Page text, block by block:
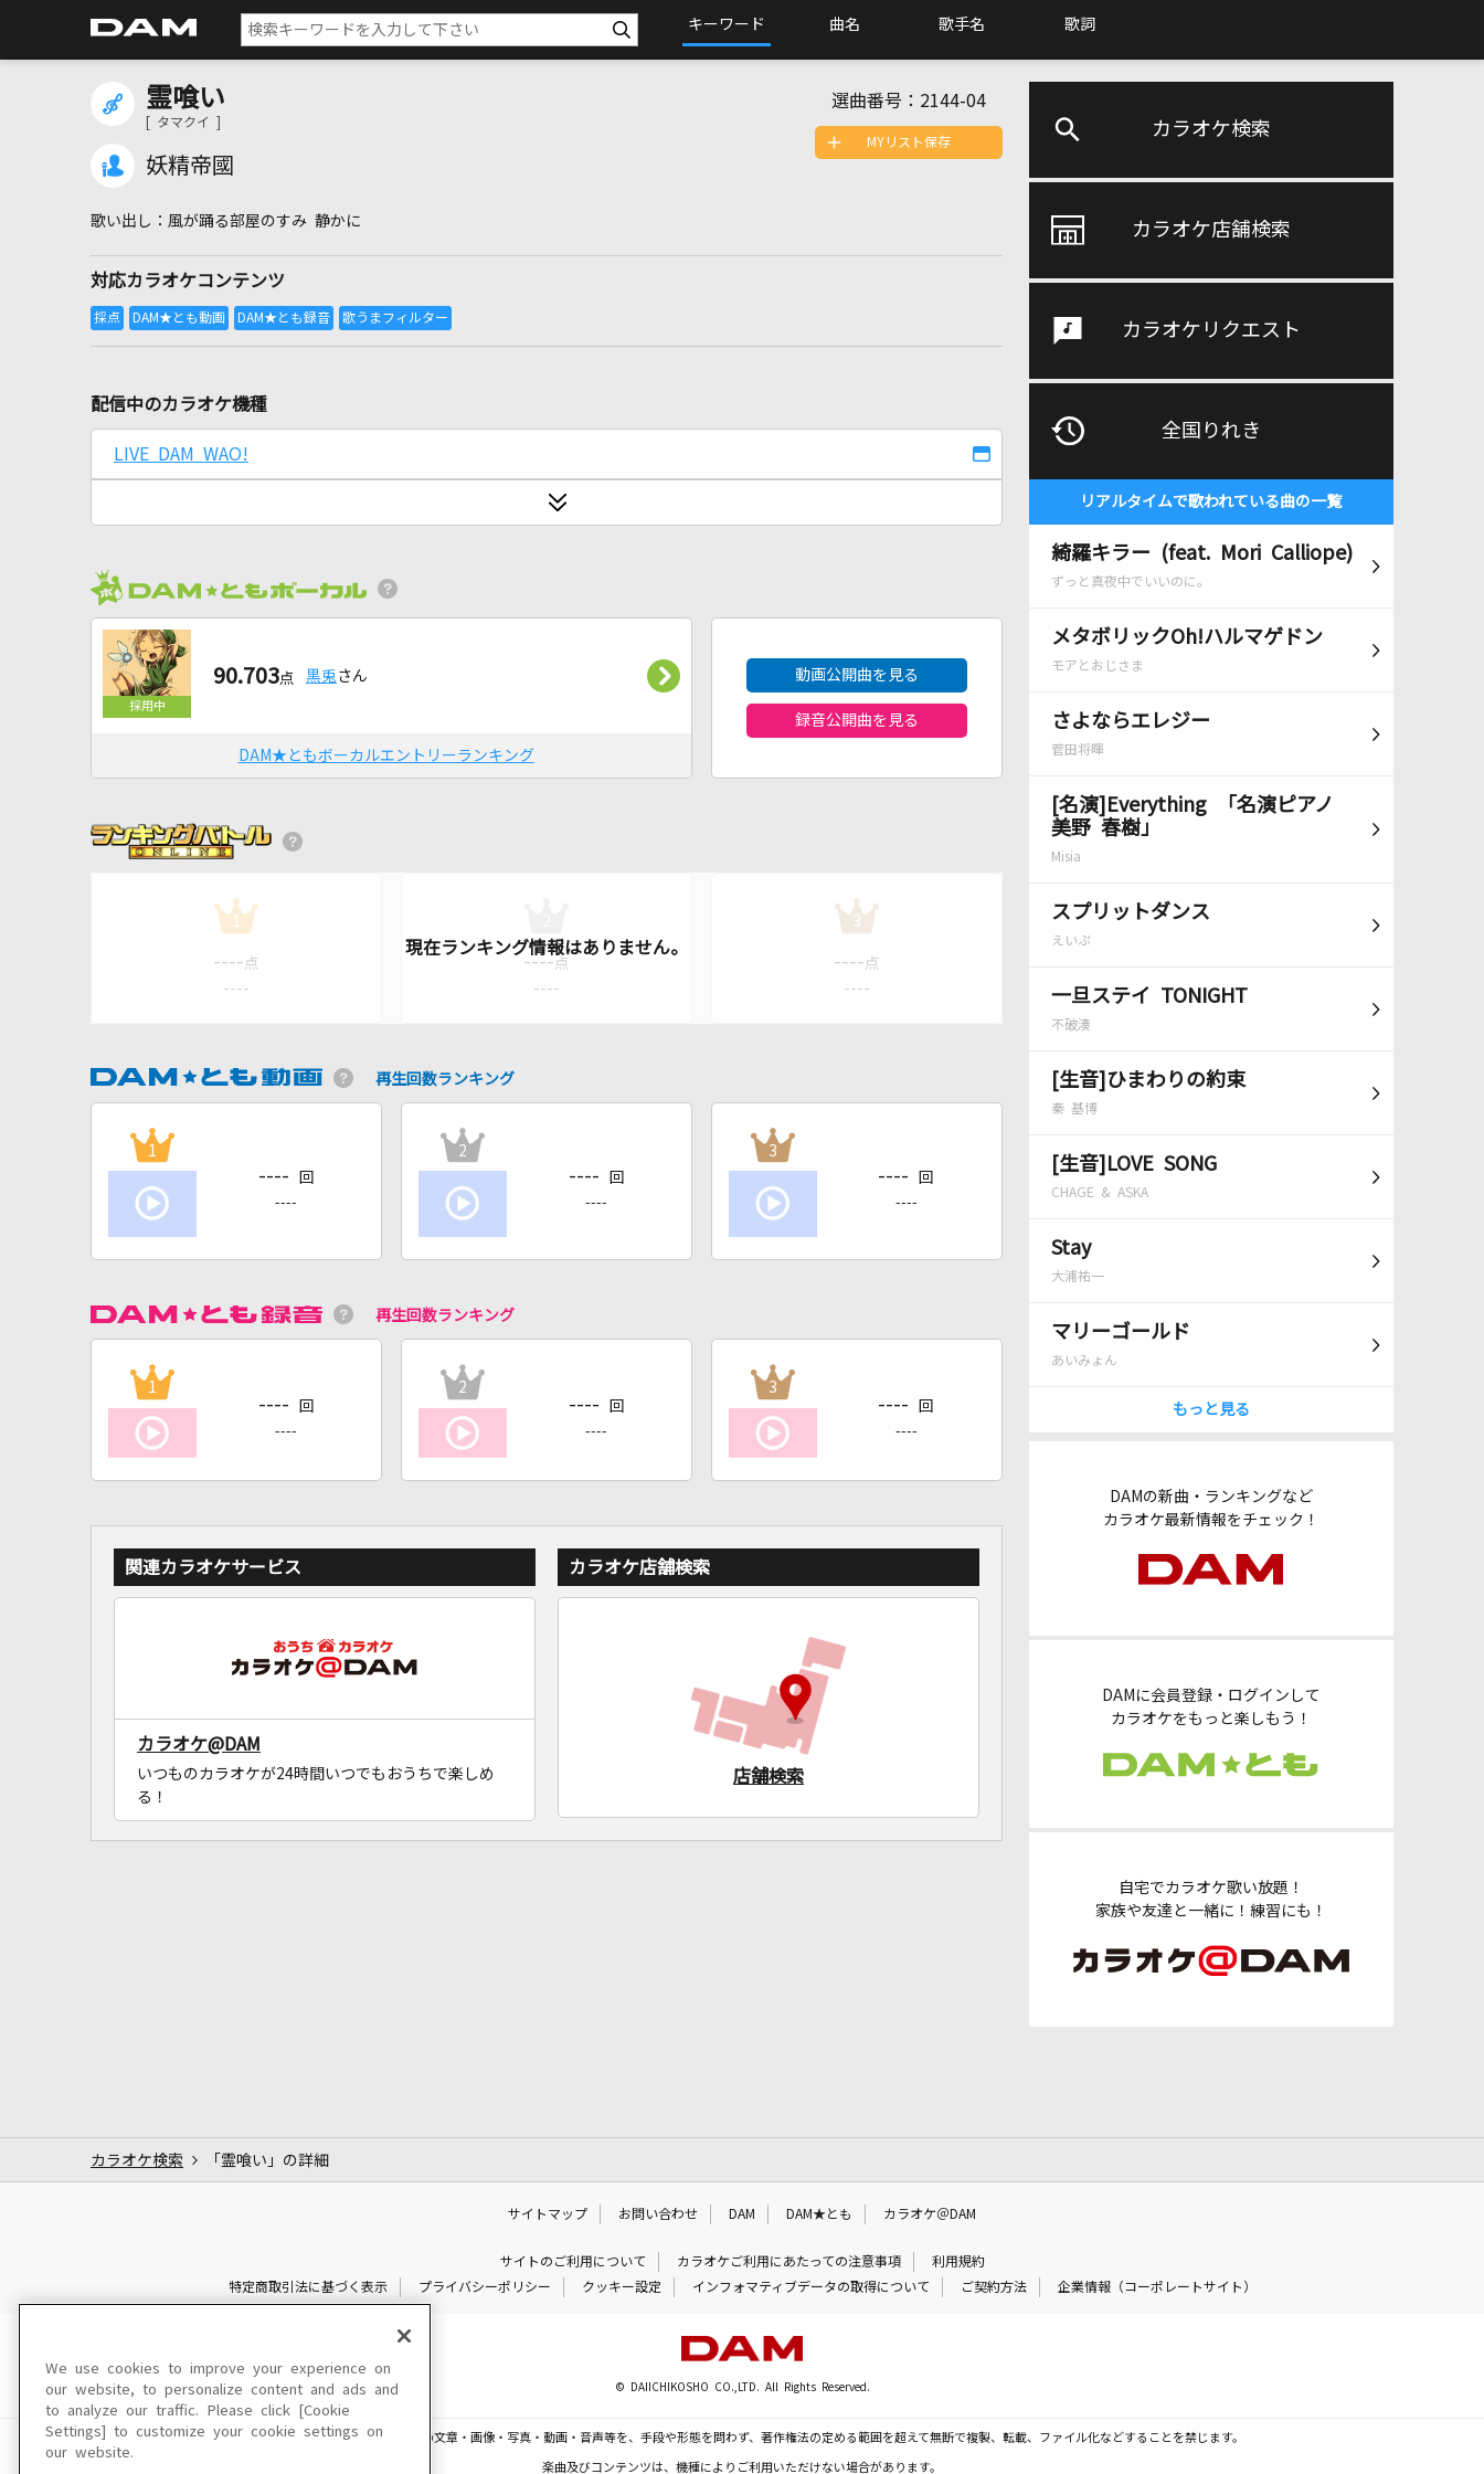
キーワード 曲名 歌手名 歌詞
カラオケ検索
カラオケ店舗検索
カラオケリクエスト
全国りれき
リアルタイムで歌われている曲の一覧
綺羅キラー (feat. Mori Calliope)
ずっと真夜中でいいのに。
メタボリックOh!ハルマゲドン
モアとおじさま
さよならエレジー
菅田将暉
[名演]Everything 「名演ピアノ
美野 春樹」
Misia
スプリットダンス
えいぷ
一旦ステイ TONIGHT
不破湊
[生音]ひまわりの約束
秦 基博
[生音]LOVE SONG
CHAGE & ASKA
Stay
大浦祐一
マリーゴールド
あいみょん
もっと見る
DAMの新曲・ランキングなど
カラオケ最新情報をチェック！
DAMに会員登録・ログインして
カラオケをもっと楽しもう！
自宅でカラオケ歌い放題！
家族や友達と一緒に！練習にも！
霊喰い
[ タマクイ ]
妖精帝國
選曲番号： 2144-04
風が踊る部屋のすみ 静かに
対応カラオケコンテンツ
MYリスト保存
配信中のカラオケ機種
LIVE DAM WAO!
90.703点 黒兎 さん
DAM★ともボーカルエントリーランキング
動画公開曲を見る
録音公開曲を見る
1
---- 点
----
---- 点
----
3
---- 点
----
再生回数ランキング
1
---- 回
----
2
---- 回
----
3
---- 回
----
再生回数ランキング
1
---- 回
----
2
---- 回
----
3
---- 回
----
関連カラオケサービス
カラオケ@DAM
いつものカラオケが24時間いつでもおうちで楽しめ
る！
カラオケ店舗検索
店舗検索
カラオケ検索 「霊喰い」の詳細
サイトマップ お問い合わせ DAM DAM★とも カラオケ＠DAM
サイトのご利用について カラオケご利用にあたっての注意事項
利用規約
特定商取引法に基づく表示
プライバシーポリシー クッキー設定 インフォマティブデータの取得について ご契約方法 企業情報（コーポレートサイト）
© DAIICHIKOSHO CO.,LTD. All Rights Reserved.
このサイトに掲載されている一切の文章・画像・写真・動画・音声等を、手段や形態を問わず、著作権法の定める範囲を超えて無断で複製、転載、ファイル化などすることを禁じます。
楽曲及びコンテンツは、機種によりご利用いただけない場合があります。
We use cookies to improve your experience on
our website, to personalize content and ads and
to analyze our traffic. Please click [Cookie
Settings] to customize your cookie settings on
our website.